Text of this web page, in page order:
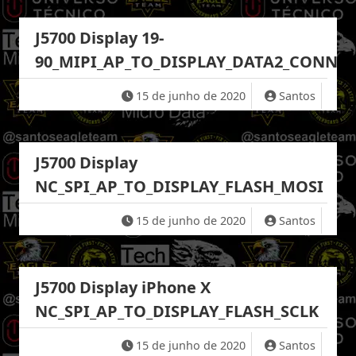
J5700 Display 19-
90_MIPI_AP_TO_DISPLAY_DATA2_CONN_P
15 de junho de 2020 Santos
J5700 Display
NC_SPI_AP_TO_DISPLAY_FLASH_MOSI
15 de junho de 2020 Santos
J5700 Display iPhone X
NC_SPI_AP_TO_DISPLAY_FLASH_SCLK
15 de junho de 2020 Santos